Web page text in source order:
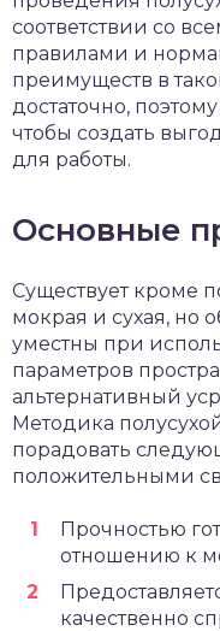
соответствии со
правилами и
преимуществ в
достаточно,
чтобы создать
для работы.
Основные
Существует кроме
мокрая и сухая, но
уместны при
параметров
альтернативный
Методика
порадовать
положительными
Прочностью
отношению к
качественно